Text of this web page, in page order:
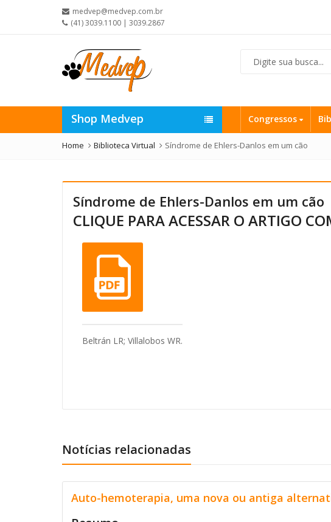
medvep@medvep.com.br
(41) 3039.1100 | 3039.2867
Shop Medvep Congressos
Home Biblioteca Virtual Síndrome de Ehlers-Danlos em um cão
Síndrome de Ehlers-Danlos em um cão
CLIQUE PARA ACESSAR O ARTIGO
Beltrán LR; Villalobos WR.
Notícias relacionadas
Auto-hemoterapia, uma nova ou antiga